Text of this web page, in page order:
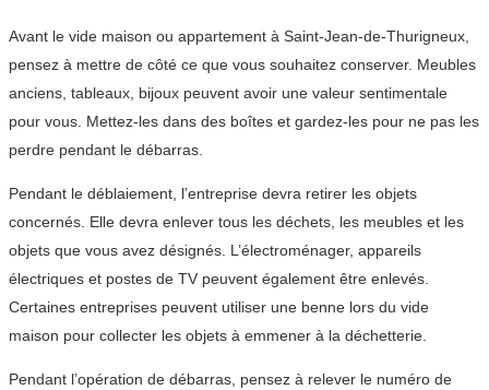
Avant le vide maison ou appartement à Saint-Jean-de-Thurigneux,
pensez à mettre de côté ce que vous souhaitez conserver. Meubles
anciens, tableaux, bijoux peuvent avoir une valeur sentimentale
pour vous. Mettez-les dans des boîtes et gardez-les pour ne pas les
perdre pendant le débarras.
Pendant le déblaiement, l’entreprise devra retirer les objets
concernés. Elle devra enlever tous les déchets, les meubles et les
objets que vous avez désignés. L’électroménager, appareils
électriques et postes de TV peuvent également être enlevés.
Certaines entreprises peuvent utiliser une benne lors du vide
maison pour collecter les objets à emmener à la déchetterie.
Pendant l’opération de débarras, pensez à relever le numéro de